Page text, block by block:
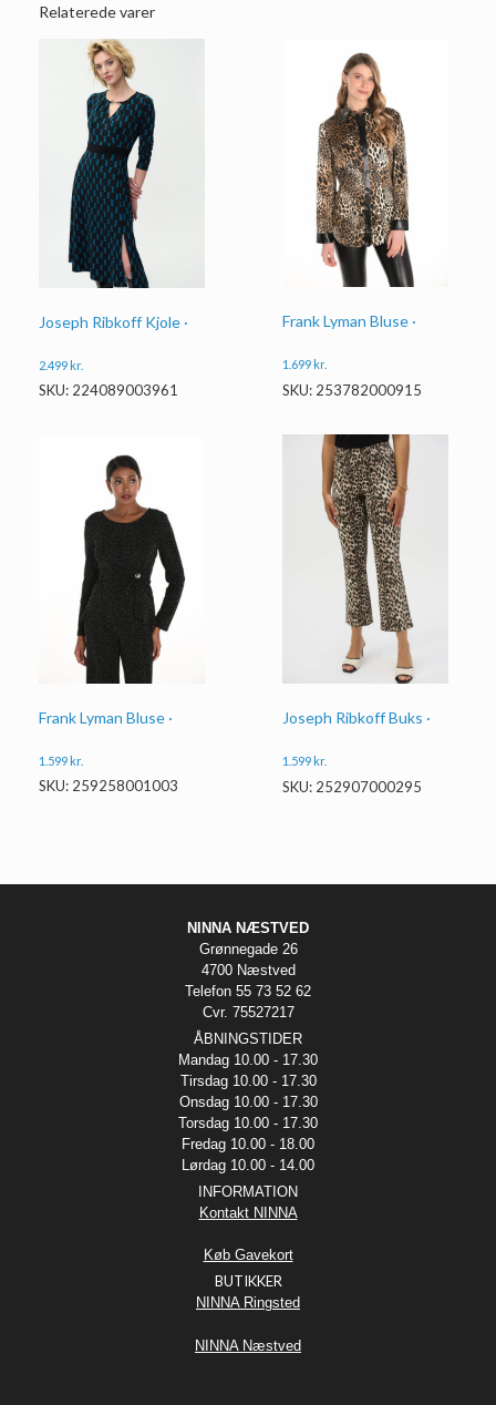
Relaterede varer
Joseph Ribkoff Kjole ·
2.499kr.
SKU: 224089003961
Frank Lyman Bluse ·
1.699 kr.
SKU: 253782000915
Frank Lyman Bluse ·
1.599kr.
SKU: 259258001003
Joseph Ribkoff Buks ·
1.599 kr.
SKU: 252907000295
NINNA NÆSTVED
Grønnegade 26
4700 Næstved
Telefon 55 73 52 62
Cvr. 75527217
ÅBNINGSTIDER
Mandag 10.00 - 17.30
Tirsdag 10.00 - 17.30
Onsdag 10.00 - 17.30
Torsdag 10.00 - 17.30
Fredag 10.00 - 18.00
Lørdag 10.00 - 14.00
INFORMATION
Kontakt NINNA
Køb Gavekort
BUTIKKER
NINNA Ringsted
NINNA Næstved